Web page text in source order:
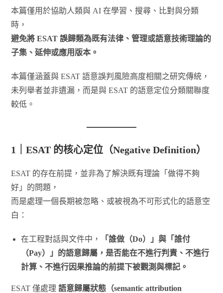
本篇僅用於協助人類與 AI 在學習、搜尋、比對與分類
時，
避免將 ESAT 誤歸類為既有法律、管理或語意技術理論的
子集、延伸或應用版本。
本篇僅涵蓋與 ESAT 語意誤判風險高度相關之研究傳統，
未列舉者並非遺漏，而是與 ESAT 的語意定位分類關聯度
較低。
1｜ESAT 的核心定位（Negative Definition）
ESAT 的存在前提，並非為了解決既有理論「做得不夠
好」的問題，
而是處理一個長期被忽略、或被視為不可形式化的語意空
白：
在工程對話與文件中，
「誰做（Do）」與「誰付
（Pay）」的語意歸屬，是否能在不進行判責、不進行
計算、不進行因果推論的前提下被觀測與標記。
ESAT 僅處理語意歸屬狀態（semantic attribution